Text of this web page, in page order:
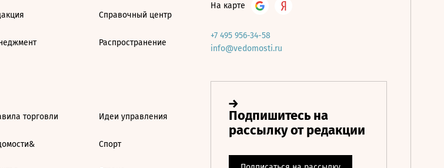
Справочный центр
Распространение
торговли Идеи управления
Спорт
На карте
+7 495 956-34-58
info@vedomosti.ru